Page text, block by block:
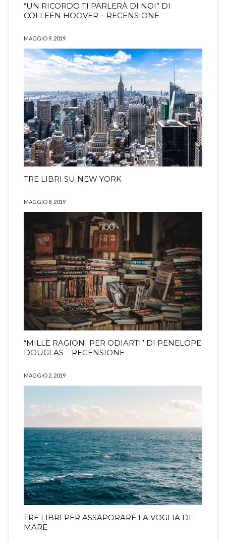
“UN RICORDO TI PARLERÀ DI NOI” DI
COLLEEN HOOVER – RECENSIONE
MAGGIO 9, 2019
TRE LIBRI SU NEW YORK
MAGGIO 8, 2019
“MILLE RAGIONI PER ODIARTI” DI PENELOPE
DOUGLAS – RECENSIONE
MAGGIO 2, 2019
TRE LIBRI PER ASSAPORARE LA VOGLIA DI
MARE